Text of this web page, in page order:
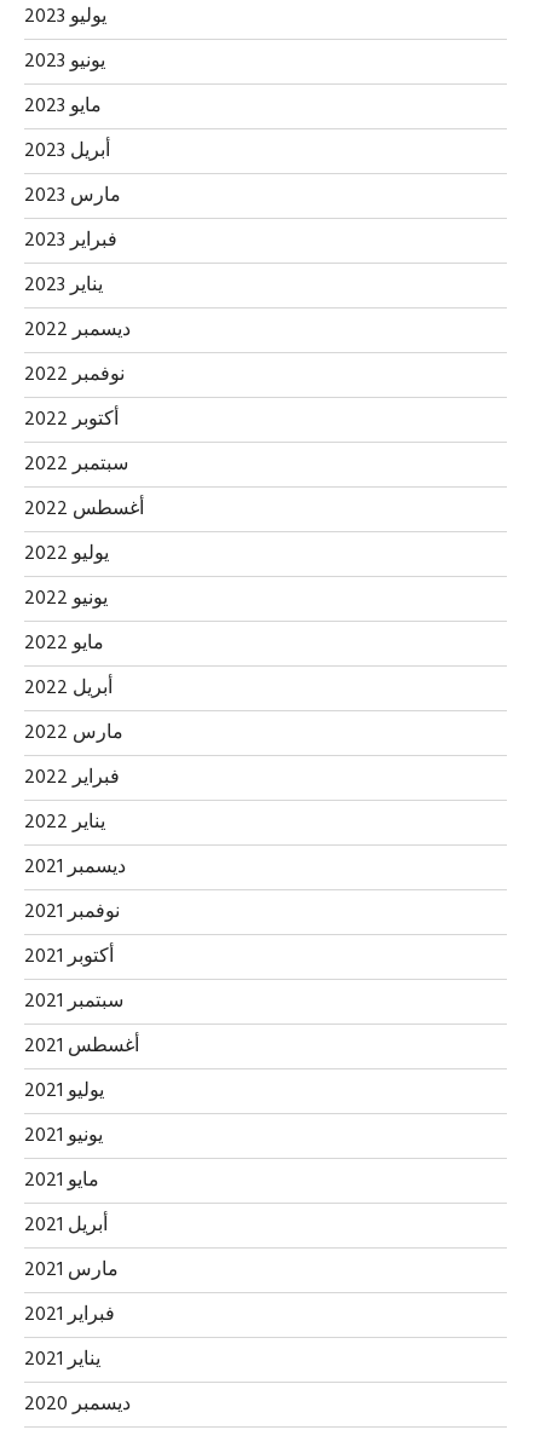
يوليو 2023
يونيو 2023
مايو 2023
أبريل 2023
مارس 2023
فبراير 2023
يناير 2023
ديسمبر 2022
نوفمبر 2022
أكتوبر 2022
سبتمبر 2022
أغسطس 2022
يوليو 2022
يونيو 2022
مايو 2022
أبريل 2022
مارس 2022
فبراير 2022
يناير 2022
ديسمبر 2021
نوفمبر 2021
أكتوبر 2021
سبتمبر 2021
أغسطس 2021
يوليو 2021
يونيو 2021
مايو 2021
أبريل 2021
مارس 2021
فبراير 2021
يناير 2021
ديسمبر 2020